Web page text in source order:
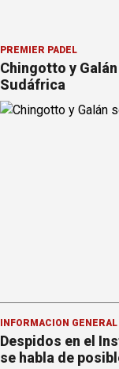
PREMIER PÁDEL
Chingotto y
Sudáfrica
INFORMACION GENERAL
Despidos en el
se habla de